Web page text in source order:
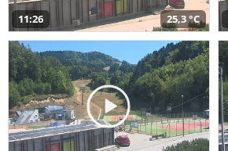
11:26 25,3 °C